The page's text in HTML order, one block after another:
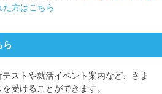
た方はこちら
ら
ストや就活イベント案内など、さま
受けることができます。